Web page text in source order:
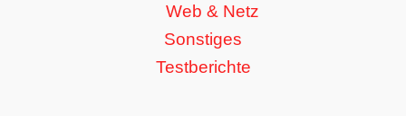
Web & Netz
Sonstiges
Testberichte